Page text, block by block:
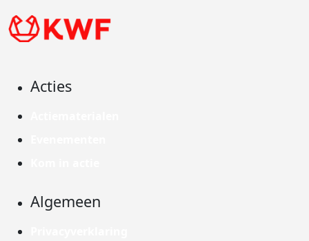
Acties
Algemeen